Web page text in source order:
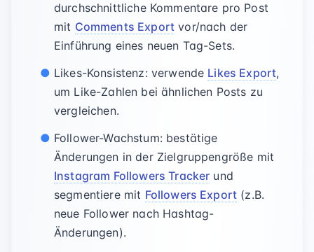
durchschnittliche Kommentare pro Post
mit Comments Export vor/nach der
Einführung eines neuen Tag-Sets.
Likes-Konsistenz: verwende Likes Export,
um Like-Zahlen bei ähnlichen Posts zu
vergleichen.
Follower-Wachstum: bestätige
Änderungen in der Zielgruppengröße mit
Instagram Followers Tracker und
segmentiere mit Followers Export (z.B.
neue Follower nach Hashtag-
Änderungen).